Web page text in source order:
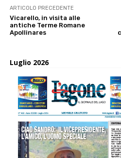
ARTICOLO PRECEDENTE
Vicarello, in visita alle
antiche Terme Romane
Apollinares
Luglio 2026